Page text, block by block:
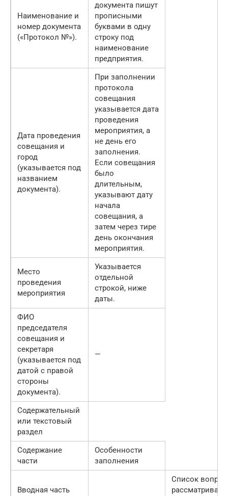
Наименование и
номер документа
(«Протокол №»).
документа пишут
прописными
буквами в одну
строку под
наименование
предприятия.
Дата проведения
совещания и
город
(указывается под
названием
документа).
При заполнении
протокола
совещания
указывается дата
проведения
мероприятия, а
не день его
заполнения.
Если совещания
было
длительным,
указывают дату
начала
совещания, а
затем через тире
день окончания
мероприятия.
Место
проведения
мероприятия
Указывается
отдельной
строкой, ниже
даты.
ФИО
председателя
совещания и
секретаря
(указывается под
датой с правой
стороны
документа).
—
Содержательный
или текстовый
раздел
Содержание
части
Особенности
заполнения
Вводная часть
Список